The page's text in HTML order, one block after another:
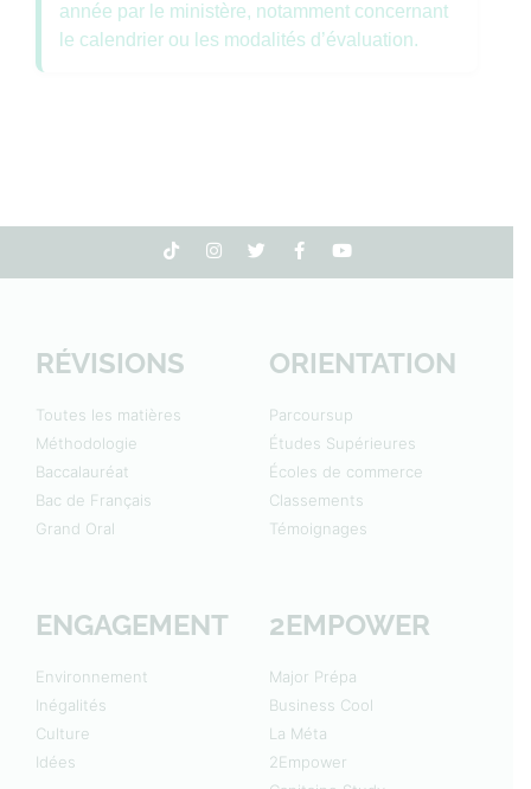
année par le ministère, notamment concernant
le calendrier ou les modalités d’évaluation.
RÉVISIONS
Toutes les matières
Méthodologie
Baccalauréat
Bac de Français
Grand Oral
ORIENTATION
Parcoursup
Études Supérieures
Écoles de commerce
Classements
Témoignages
ENGAGEMENT
Environnement
Inégalités
Culture
Idées
2EMPOWER
Major Prépa
Business Cool
La Méta
2Empower